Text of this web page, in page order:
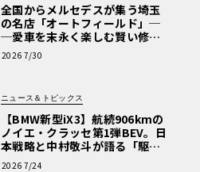
全国からメルセデスが集う埼玉
の名店「オートフィールド」─
─愛車を末永く楽しむ賢い修理
術と、プロがフックス製オイル
を選ぶ理由〈PR〉
2026 7/30
ニュース＆トピックス
【BMW新型iX3】航続906kmの
ノイエ・クラッセ第1弾BEV。日
本戦略と中村敬斗が語る「駆け
ぬける歓び」
2026 7/24